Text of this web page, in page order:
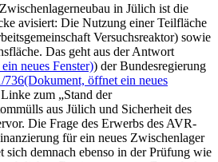
in Jülich ist die
avisiert: Die Nutzung einer Teilfläche
Versuchsreaktor) sowie
Das geht aus der Antwort
neues Fenster)) der Bundesregierung
736(Dokument, öffnet ein neues
zum „Stand der
aus Jülich und Sicherheit des
Die Frage des Erwerbs des AVR-
für ein neues Zwischenlager
sich demnach ebenso in der Prüfung wie